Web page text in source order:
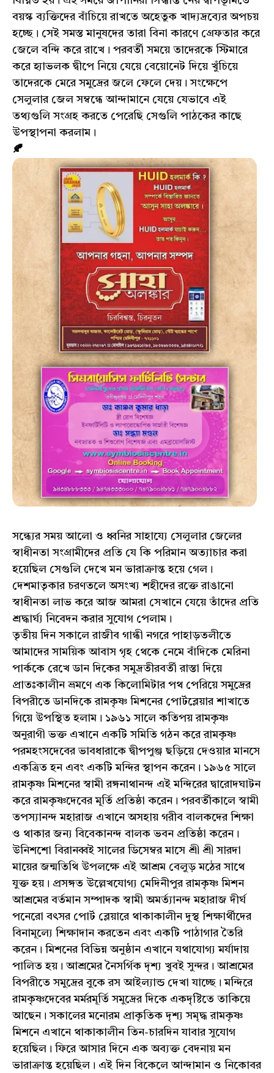
বয়স্ক ব্যক্তিদের বাঁচিয়ে রাখতে অহেতুক খাদ্যদ্রব্যের অপচয়
হচ্ছে। সেই সমস্ত মানুষদের তারা বিনা কারণে গ্রেফতার করে
জেলে বন্দি করে রাখে। পরবর্তী সময়ে তাদেরকে স্টিমারে
করে হ্যাভলক দ্বীপে নিয়ে যেয়ে বেয়োনেট দিয়ে খুঁচিয়ে
তাদেরকে মেরে সমুদ্রের জলে ফেলে দেয়। সংক্ষেপে
সেলুলার জেল সম্বন্ধে আন্দামানে যেয়ে যেভাবে এই
তথ্যগুলি সংগ্রহ করতে পেরেছি সেগুলি পাঠকের কাছে
উপস্থাপনা করলাম।
🍂
সন্ধ্যের সময় আলো ও ধ্বনির সাহায্যে সেলুলার জেলের
স্বাধীনতা সংগ্রামীদের প্রতি যে কি পরিমান অত্যাচার করা
হয়েছিল সেগুলি দেখে মন ভারাক্রান্ত হয়ে গেল।
দেশমাতৃকার চরণতলে অসংখ্য শহীদের রক্তে রাঙানো
স্বাধীনতা লাভ করে আজ আমরা সেখানে যেয়ে তাঁদের প্রতি
শ্রদ্ধার্ঘ্য নিবেদন করার সুযোগ পেলাম।
তৃতীয় দিন সকালে রাজীব গান্ধী নগরে পাহাড়তলীতে
আমাদের সাময়িক আবাস গৃহ থেকে নেমে বাঁদিকে মেরিনা
পার্ককে রেখে ডান দিকের সমুদ্রতীরবর্তী রাস্তা দিয়ে
প্রাতঃকালীন ভ্রমণে এক কিলোমিটার পথ পেরিয়ে সমুদ্রের
বিপরীতে ডানদিকে রামকৃষ্ণ মিশনের পোর্টব্লেয়ার শাখাতে
গিয়ে উপস্থিত হলাম। ১৯৬১ সালে কতিপয় রামকৃষ্ণ
অনুরাগী ভক্ত এখানে একটি সমিতি গঠন করে রামকৃষ্ণ
পরমহংসদেবের ভাবধারাকে দ্বীপপুঞ্জ ছড়িয়ে দেওয়ার মানসে
একত্রিত হন এবং একটি মন্দির স্থাপন করেন। ১৯৬৫ সালে
রামকৃষ্ণ মিশনের স্বামী রঙ্গনাথানন্দ এই মন্দিরের দ্বারোদঘাটন
করে রামকৃষ্ণদেবের মূর্তি প্রতিষ্ঠা করেন। পরবর্তীকালে স্বামী
তপস্যানন্দ মহারাজ এখানে অসহায় গরীব বালকদের শিক্ষা
ও থাকার জন্য বিবেকানন্দ বালক ভবন প্রতিষ্ঠা করেন।
উনিশশো বিরানব্বই সালের ডিসেম্বর মাসে শ্রী শ্রী সারদা
মায়ের জন্মতিথি উপলক্ষে এই আশ্রম বেলুড় মঠের সাথে
যুক্ত হয়। প্রসঙ্গত উল্লেখযোগ্য মেদিনীপুর রামকৃষ্ণ মিশন
আশ্রমের বর্তমান সম্পাদক স্বামী অমর্ত্যানন্দ মহারাজ দীর্ঘ
পনেরো বৎসর পোর্ট ব্লেয়ারে থাকাকালীন দুস্থ শিক্ষার্থীদের
বিনামূল্যে শিক্ষাদান করতেন এবং একটি পাঠাগার তৈরি
করেন। মিশনের বিভিন্ন অনুষ্ঠান এখানে যথাযোগ্য মর্যাদায়
পালিত হয়। আশ্রমের নৈসর্গিক দৃশ্য খুবই সুন্দর। আশ্রমের
বিপরীতে সমুদ্রের বুকে রস আইল্যান্ড দেখা যাচ্ছে। মন্দিরে
রামকৃষ্ণদেবের মর্মরমূর্তি সমুদ্রের দিকে একদৃষ্টিতে তাকিয়ে
আছেন। সকালের মনোরম প্রাকৃতিক দৃশ্য সমৃদ্ধ রামকৃষ্ণ
মিশনে এখানে থাকাকালীন তিন-চারদিন যাবার সুযোগ
হয়েছিল। ফিরে আসার দিনে এক অব্যক্ত বেদনায় মন
ভারাক্রান্ত হয়েছিল। এই দিন বিকেলে আন্দামান ও নিকোবর